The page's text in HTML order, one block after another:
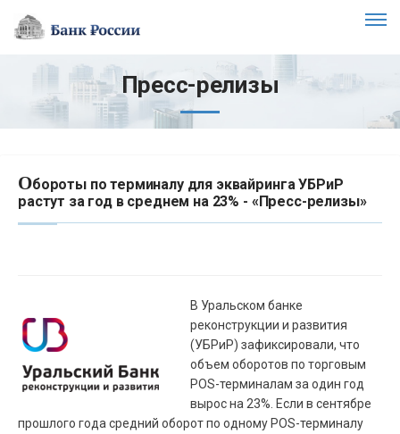
Пресс-релизы
Обороты по терминалу для эквайринга УБРиР
растут за год в среднем на 23% - «Пресс-релизы»
В Уральском банке
реконструкции и развития
(УБРиР) зафиксировали, что
объем оборотов по торговым
POS-терминалам за один год
вырос на 23%. Если в сентябре
прошлого года средний оборот по одному POS-терминалу